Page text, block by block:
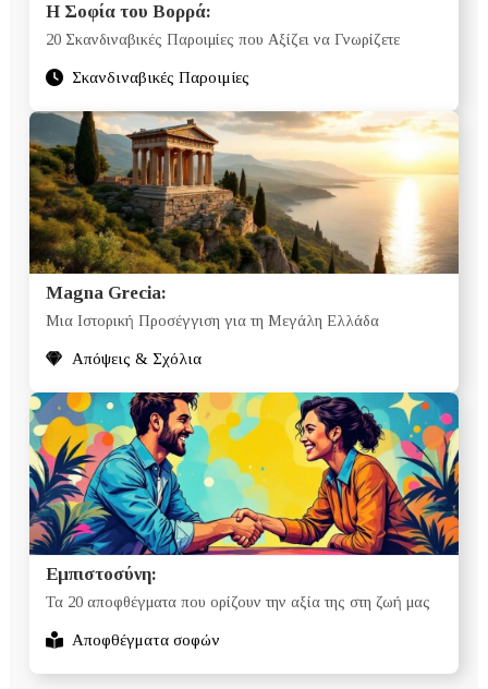
Η Σοφία του Βορρά:
20 Σκανδιναβικές Παροιμίες που Αξίζει να Γνωρίζετε
Σκανδιναβικές Παροιμίες
Magna Grecia:
Μια Ιστορική Προσέγγιση για τη Μεγάλη Ελλάδα
Απόψεις & Σχόλια
Εμπιστοσύνη:
Τα 20 αποφθέγματα που ορίζουν την αξία της στη ζωή μας
Αποφθέγματα σοφών